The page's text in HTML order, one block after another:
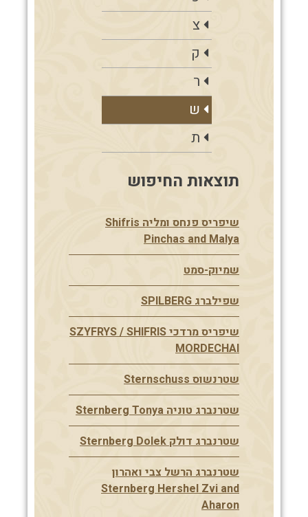
צ
ק
ר
ש
ת
תוצאות החיפוש
שיפריס פנחס ומליה Shifris
Pinchas and Malya
שמיוק-סמט
שפילברג SPILBERG
שיפריס מרדכי SZYFRYS / SHIFRIS
MORDECHAI
שטרנשוס Sternschuss
שטרנברג טוניה Sternberg Tonya
שטרנברג דולק Sternberg Dolek
שטרנברג הרשל צבי ואהרון
Sternberg Hershel Zvi and
Aharon